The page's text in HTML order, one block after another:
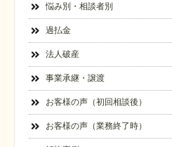
悩み別・相談者別
過払金
法人破産
事業承継・譲渡
お客様の声（初回相談後）
お客様の声（業務終了時）